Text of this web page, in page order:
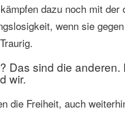
dazu noch mit der
wenn sie
Das sind die anderen.
wir.
die Freiheit, auch